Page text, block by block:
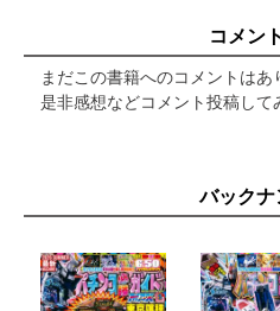
岡田ちほ「リアルガチの日常」
コメン
まだこの書籍へのコメントはあ
是非感想などコメント投稿して
バックナ